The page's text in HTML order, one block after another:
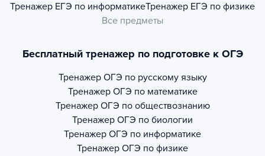
Тренажер ЕГЭ по информатикеТренажер ЕГЭ по физике
Все предметы
Бесплатный тренажер по подготовке к ОГЭ
Тренажер ОГЭ по русскому языку
Тренажер ОГЭ по математике
Тренажер ОГЭ по обществознанию
Тренажер ОГЭ по биологии
Тренажер ОГЭ по информатике
Тренажер ОГЭ по физике